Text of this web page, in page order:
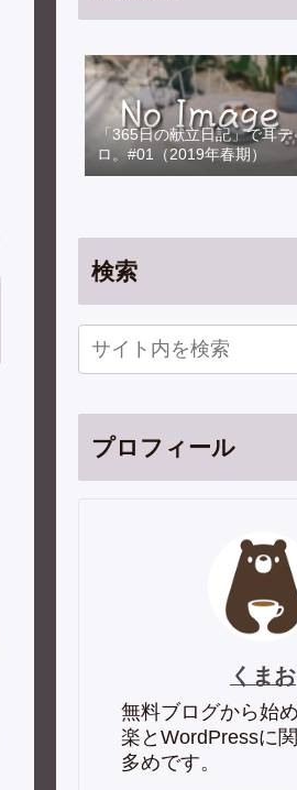
「365日の献立日記」で耳テ
ロ。#01（2019年春期）
検索
プロフィール
くまお
無料ブログから始
楽とWordPressに
多めです。